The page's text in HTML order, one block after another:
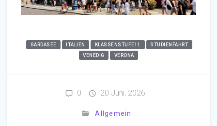
GARDASEE ITALIEN KLASSENSTUFE11
STUDIENFAHRT
VENEDIG
VERONA
0 20 Juni, 2026
Allgemein